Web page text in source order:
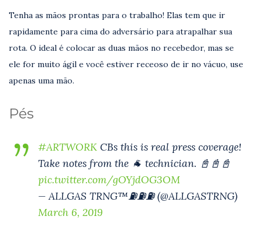
Tenha as mãos prontas para o trabalho! Elas tem que ir
rapidamente para cima do adversário para atrapalhar sua
rota. O ideal é colocar as duas mãos no recebedor, mas se
ele for muito ágil e você estiver receoso de ir no vácuo, use
apenas uma mão.
Pés
#ARTWORK CBs this is real press coverage!
Take notes from the 🐐 technician. 📓📓📓
pic.twitter.com/gOYjdOG3OM
— ALLGAS TRNG™️⛽️⛽️⛽️ (@ALLGASTRNG)
March 6, 2019